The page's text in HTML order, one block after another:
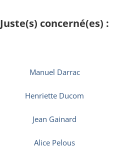
Juste(s) concerné(es) :
Manuel Darrac
Henriette Ducom
Jean Gainard
Alice Pelous